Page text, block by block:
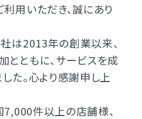
用いただき、誠にあり
は2013年の創業以来、
ともに、サービスを成
た。心より感謝申し上
件以上の店舗様、